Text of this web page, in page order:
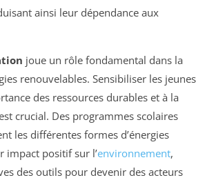
ainsi leur dépendance aux
joue un rôle fondamental dans la
renouvelables. Sensibiliser les jeunes
des ressources durables et à la
crucial. Des programmes scolaires
les différentes formes d’énergies
impact positif sur l’environnement,
des outils pour devenir des acteurs